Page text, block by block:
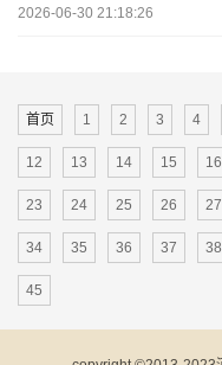
2026-06-30 21:18:26
首页 1 2 3 4
12 13 14 15 16
23 24 25 26 27
34 35 36 37 38
45